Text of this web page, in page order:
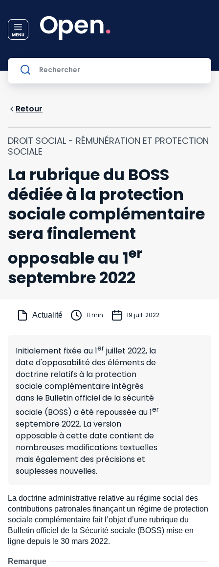
Retour
DROIT SOCIAL - RÉMUNÉRATION ET PROTECTION
SOCIALE
La rubrique du BOSS
dédiée à la protection
sociale complémentaire
sera finalement
opposable au 1er
septembre 2022
Actualité 11 min 19 juil. 2022
Initialement fixée au 1er juillet 2022, la
date d'opposabilité des éléments de
doctrine relatifs à la protection
sociale complémentaire intégrés
dans le Bulletin officiel de la sécurité
sociale (BOSS) a été repoussée au 1er
septembre 2022. La version
opposable à cette date contient de
nombreuses modifications textuelles
mais également des précisions et
souplesses nouvelles.
La doctrine administrative relative au régime social des
contributions patronales finançant un régime de protection
sociale complémentaire fait l’objet d’une rubrique du
Bulletin officiel de la Sécurité sociale (BOSS) mise en
ligne depuis le 30 mars 2022.
Remarque